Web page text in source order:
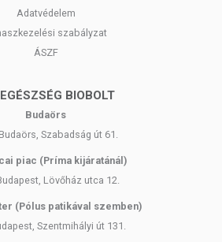
Adatvédelem
szabályzat
ÁSZF
BIOBOLT
Budaörs
Szabadság út 61.
piac (Príma kijáratánál)
Lövőház utca 12.
(Pólus patikával szemben)
Szentmihályi út 131.